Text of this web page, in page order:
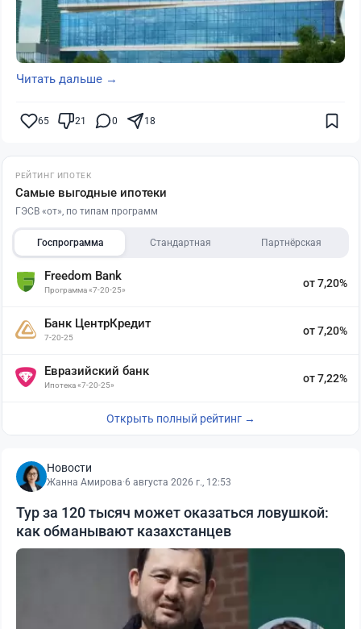
Читать дальше →
65 21 0 18
РЕЙТИНГ ИПОТЕК
Самые выгодные ипотеки
ГЭСВ «от», по типам программ
Госпрограмма Стандартная Партнёрская
Freedom Bank
Программа «7-20-25»
от 7,20%
Банк ЦентрКредит
7-20-25
от 7,20%
Евразийский банк
Ипотека «7-20-25»
от 7,22%
Открыть полный рейтинг →
Новости
Жанна Амирова·6 августа 2026 г., 12:53
Тур за 120 тысяч может оказаться ловушкой:
как обманывают казахстанцев